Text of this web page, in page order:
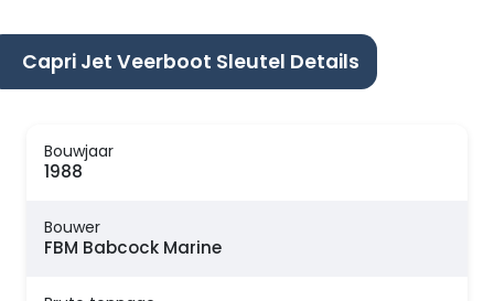
Capri Jet Veerboot Sleutel Details
Bouwjaar
1988
Bouwer
FBM Babcock Marine